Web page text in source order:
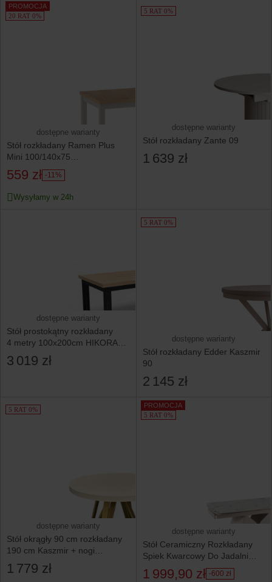
PROMOCJA
20 RAT 0%
dostępne warianty
Stół rozkładany Ramen Plus
Mini 100/140x75
dąb artisan/kaszmir
559 zł -11%
Wysyłamy w 24h
5 RAT 0%
dostępne warianty
Stół rozkładany Zante 09
1 639 zł
dostępne warianty
Stół prostokątny rozkładany
4 metry 100x200cm HIKORA
nogi metalowe
3 019 zł
5 RAT 0%
dostępne warianty
Stół rozkładany Edder Kaszmir
90
2 145 zł
5 RAT 0%
dostępne warianty
Stół okrągły 90 cm rozkładany
190 cm Kaszmir + nogi
industrial ZŁOTE
1 779 zł
PROMOCJA
5 RAT 0%
dostępne warianty
Stół Ceramiczny Rozkładany
Spiek Kwarcowy Do Jadalni
Biały VERONA 160/240
1 999,90 zł -600 zł